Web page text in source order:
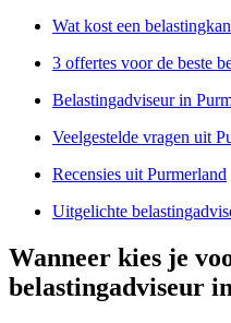
Wat kost een
3 offertes voor de beste
Belastingadviseur in
Veelgestelde vragen uit
Recensies uit Purmerland
Uitgelichte
Wanneer kies je
belastingadviseur